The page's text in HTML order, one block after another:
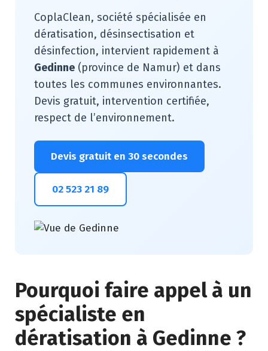
CoplaClean, société spécialisée en
dératisation, désinsectisation et
désinfection, intervient rapidement à
Gedinne (province de Namur) et dans
toutes les communes environnantes.
Devis gratuit, intervention certifiée,
respect de l’environnement.
Devis gratuit en 30 secondes
02 523 21 89
Pourquoi faire appel à un
spécialiste en
dératisation à Gedinne ?